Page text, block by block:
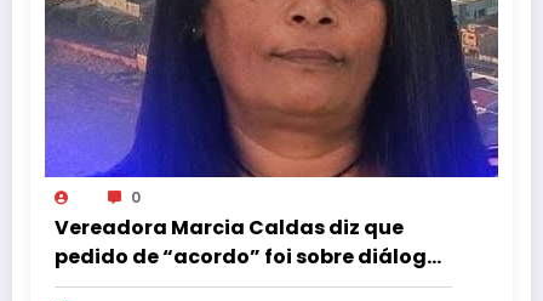
0
Vereadora Marcia Caldas diz que
pedido de “acordo” foi sobre diálogo
institucional